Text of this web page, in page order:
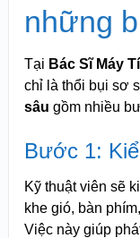
những
Tại Bác Sĩ Máy
chỉ là thổi bụi sơ
sâu gồm nhiều
Bước 1:
Kỹ thuật viên sẽ
khe gió, bàn
Việc này giúp